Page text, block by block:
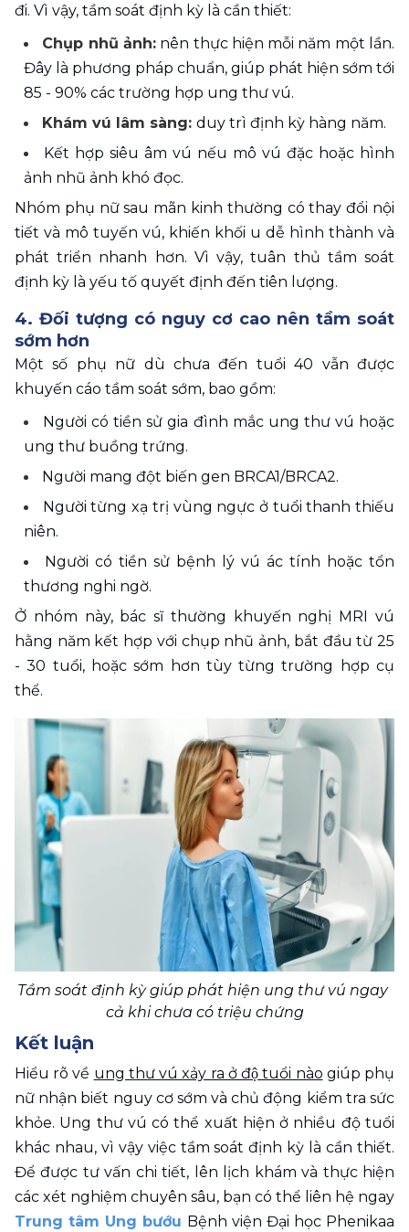
đi. Vì vậy, tầm soát định kỳ là cần thiết:
Chụp nhũ ảnh: nên thực hiện mỗi năm một lần.
Đây là phương pháp chuẩn, giúp phát hiện sớm tới
85 - 90% các trường hợp ung thư vú.
Khám vú lâm sàng: duy trì định kỳ hàng năm.
Kết hợp siêu âm vú nếu mô vú đặc hoặc hình
ảnh nhũ ảnh khó đọc.
Nhóm phụ nữ sau mãn kinh thường có thay đổi nội
tiết và mô tuyến vú, khiến khối u dễ hình thành và
phát triển nhanh hơn. Vì vậy, tuân thủ tầm soát
định kỳ là yếu tố quyết định đến tiên lượng.
4. Đối tượng có nguy cơ cao nên tầm soát
sớm hơn
Một số phụ nữ dù chưa đến tuổi 40 vẫn được
khuyến cáo tầm soát sớm, bao gồm:
Người có tiền sử gia đình mắc ung thư vú hoặc
ung thư buồng trứng.
Người mang đột biến gen BRCA1/BRCA2.
Người từng xạ trị vùng ngực ở tuổi thanh thiếu
niên.
Người có tiền sử bệnh lý vú ác tính hoặc tổn
thương nghi ngờ.
Ở nhóm này, bác sĩ thường khuyến nghị MRI vú
hằng năm kết hợp với chụp nhũ ảnh, bắt đầu từ 25
- 30 tuổi, hoặc sớm hơn tùy từng trường hợp cụ
thể.
Tầm soát định kỳ giúp phát hiện ung thư vú ngay
cả khi chưa có triệu chứng
Kết luận
Hiểu rõ về ung thư vú xảy ra ở độ tuổi nào giúp phụ
nữ nhận biết nguy cơ sớm và chủ động kiểm tra sức
khỏe. Ung thư vú có thể xuất hiện ở nhiều độ tuổi
khác nhau, vì vậy việc tầm soát định kỳ là cần thiết.
Để được tư vấn chi tiết, lên lịch khám và thực hiện
Trung tâm Ung bướu Bệnh viện Đại học Phenikaa